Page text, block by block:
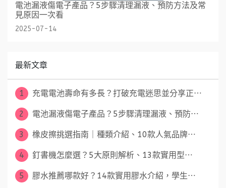
電池漏液傷電子產品？5步驟清理漏液、預防方法及常
見原因一次看
2025-07-14
最新文章
1 充電電池壽命有多長？打破充電迷思並分享正⋯
2 電池漏液傷電子產品？5步驟清理漏液、預防⋯
3 橡皮擦挑選指南｜種類介紹、10款人氣品牌⋯
4 釘書機怎麼選？5大原則解析、13款實用型⋯
5 膠水推薦哪款好？14款實用膠水介紹，學生⋯